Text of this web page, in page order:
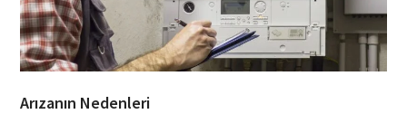
Arızanın Nedenleri